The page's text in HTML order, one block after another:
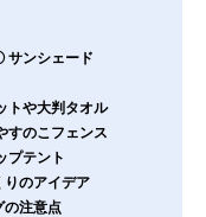
サンシェード
トや大判タオル
すのこフェンス
プテント
りのアイデア
の注意点